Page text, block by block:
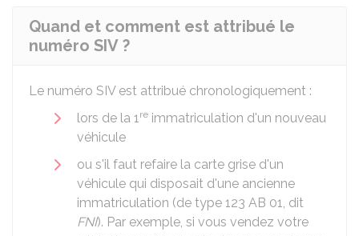
Quand et comment est attribué le
numéro SIV ?
Le numéro SIV est attribué chronologiquement :
lors de la 1re immatriculation d'un nouveau
véhicule
ou s'il faut refaire la carte grise d'un
véhicule qui disposait d'une ancienne
immatriculation (de type 123 AB 01, dit
FNI). Par exemple, si vous vendez votre